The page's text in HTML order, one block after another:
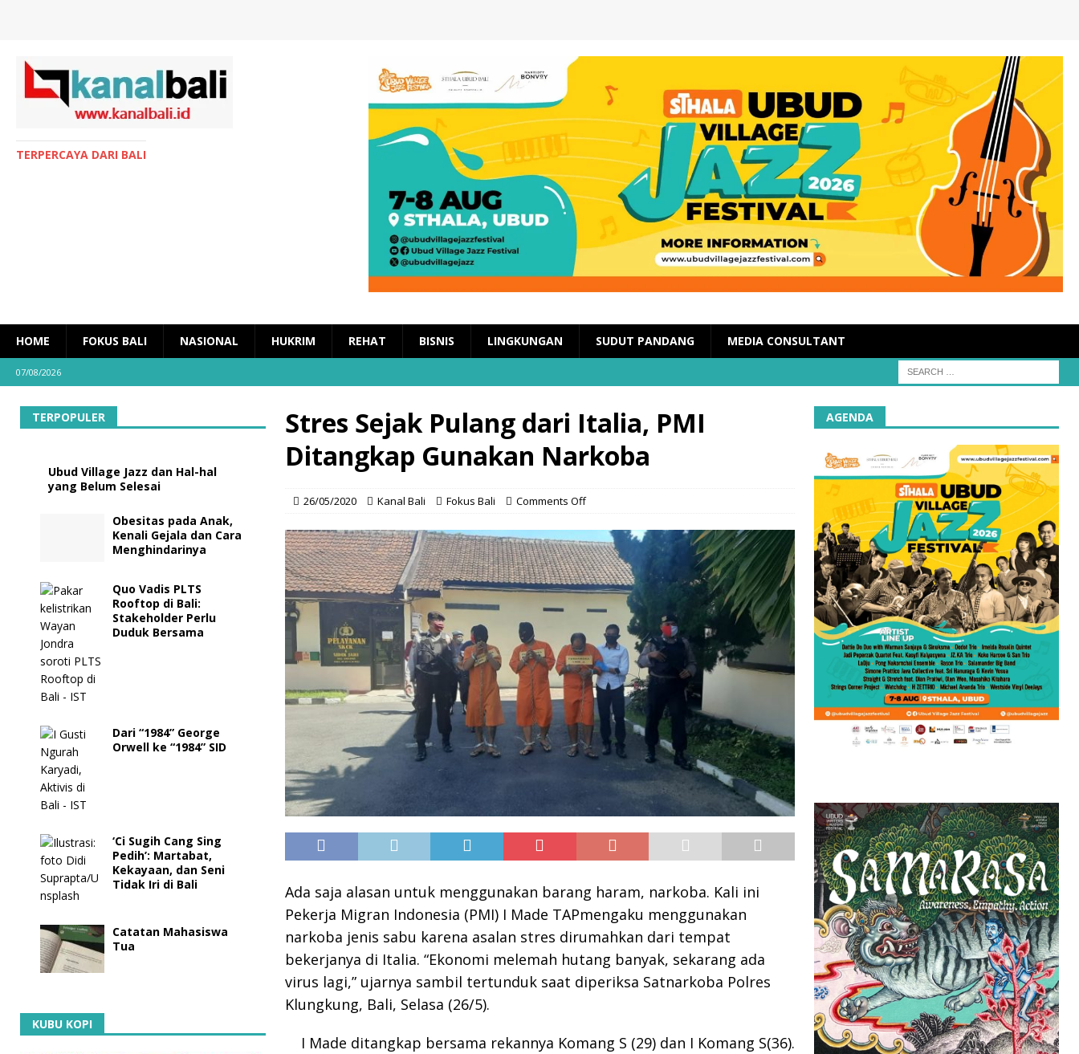
TERPERCAYA DARI BALI
HOME FOKUS BALI NASIONAL HUKRIM REHAT BISNIS LINGKUNGAN SUDUT PANDANG MEDIA CONSULTANT
07/08/2026
Stres Sejak Pulang dari Italia, PMI
Ditangkap Gunakan Narkoba
26/05/2020 Kanal Bali Fokus Bali Comments Off
Ada saja alasan untuk menggunakan barang haram, narkoba. Kali ini
Pekerja Migran Indonesia (PMI) I Made TAPmengaku menggunakan
narkoba jenis sabu karena asalan stres dirumahkan dari tempat
bekerjanya di Italia. “Ekonomi melemah hutang banyak, sekarang ada
virus lagi,” ujarnya sambil tertunduk saat diperiksa Satnarkoba Polres
Klungkung, Bali, Selasa (26/5).
I Made ditangkap bersama rekannya Komang S (29) dan I Komang S(36).
TERPOPULER
Ubud Village Jazz dan Hal-hal
yang Belum Selesai
Obesitas pada Anak,
Kenali Gejala dan Cara
Menghindarinya
Quo Vadis PLTS
Rooftop di Bali:
Stakeholder Perlu
Duduk Bersama
Dari “1984” George
Orwell ke “1984” SID
‘Ci Sugih Cang Sing
Pedih’: Martabat,
Kekayaan, dan Seni
Tidak Iri di Bali
Catatan Mahasiswa
Tua
KUBU KOPI
AGENDA